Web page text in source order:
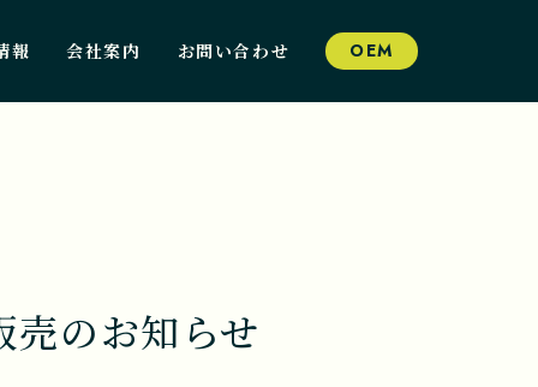
報 会社案内 お問い合わせ OEM
のお知らせ